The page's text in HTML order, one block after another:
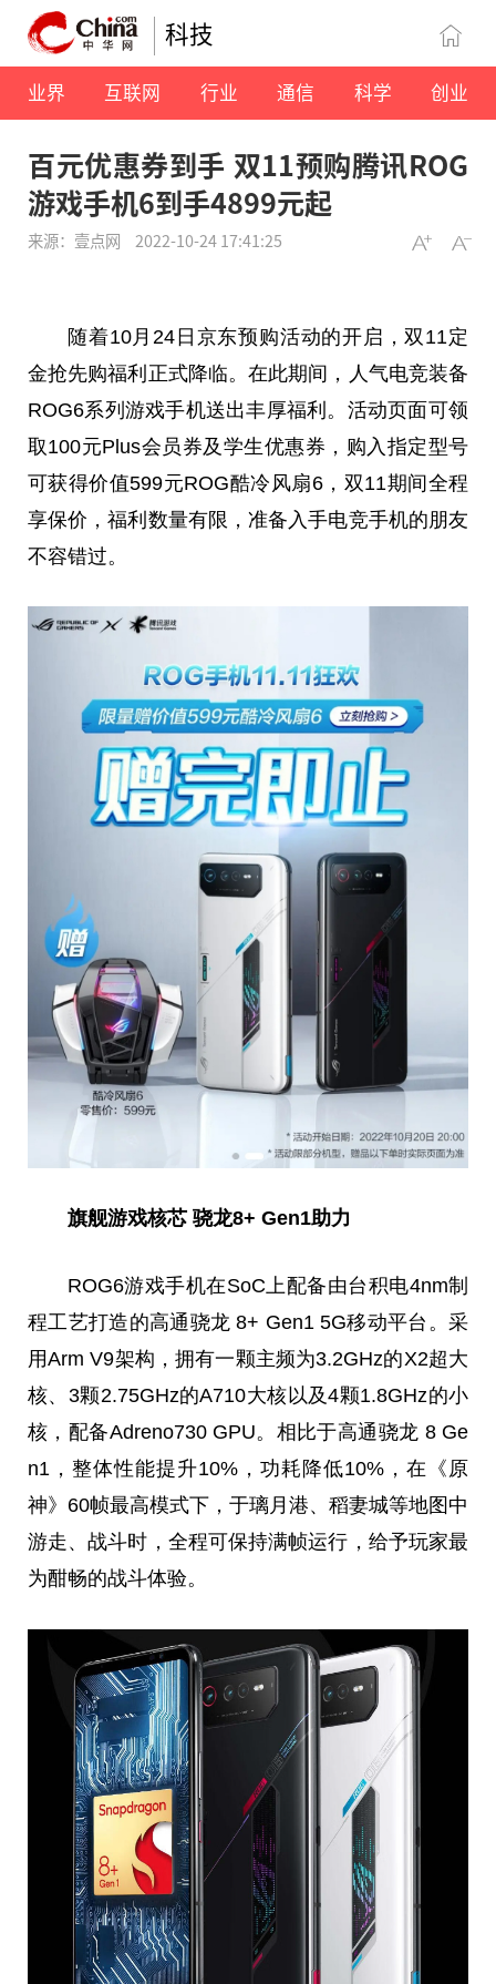
科技
业界 互联网 行业 通信 科学 创业
百元优惠券到手 双11预购腾讯ROG
游戏手机6到手4899元起
来源：壹点网 2022-10-24 17:41:25
随着10月24日京东预购活动的开启，双11定
金抢先购福利正式降临。在此期间，人气电竞装备
ROG6系列游戏手机送出丰厚福利。活动页面可领
取100元Plus会员券及学生优惠券，购入指定型号
可获得价值599元ROG酷冷风扇6，双11期间全程
享保价，福利数量有限，准备入手电竞手机的朋友
不容错过。
旗舰游戏核芯 骁龙8+ Gen1助力
ROG6游戏手机在SoC上配备由台积电4nm制
程工艺打造的高通骁龙 8+ Gen1 5G移动平台 。采
用Arm V9架构，拥有一颗主频为3.2GHz的X2超大
核、3颗2.75GHz的A710大核以及4颗1.8GHz的小
核，配备Adreno730 GPU。相比于高通骁龙 8 Ge
n1，整体性能提升10%，功耗降低10%，在《原
神》60帧最高模式下，于璃月港、稻妻城等地图中
游走、战斗时，全程可保持满帧运行，给予玩家最
为酣畅的战斗体验。